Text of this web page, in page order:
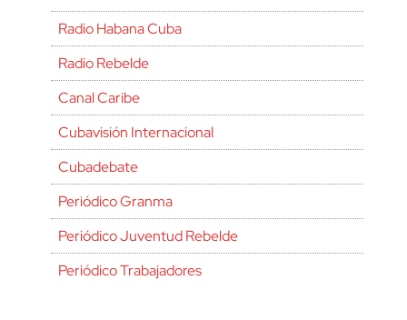
Radio Habana Cuba
Radio Rebelde
Canal Caribe
Cubavisión Internacional
Cubadebate
Periódico Granma
Periódico Juventud Rebelde
Periódico Trabajadores